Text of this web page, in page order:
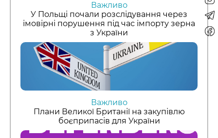
Важливо
У Польщі почали розслідування через
імовірні порушення під час імпорту зерна
з України
Важливо
Плани Великої Британії на закупівлю
боєприпасів для України